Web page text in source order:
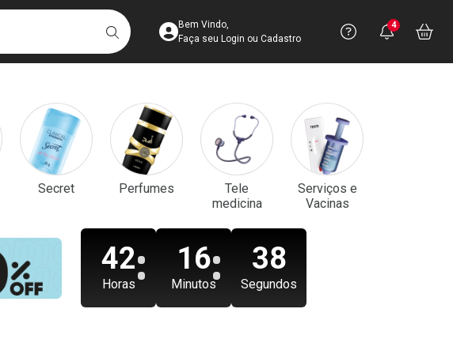
BUSCARAcesse sua Conta
Bem Vindo,
Faça seu Login ou Cadastro
Precisa de
Ver Recursos
Você
4
Secret Perfumes
Tele
medicina
Serviços e
Vacinas
Horas
42
Minutos
16
Segundos
36